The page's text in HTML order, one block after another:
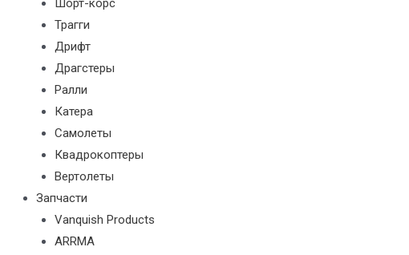
Шорт-корс
Трагги
Дрифт
Драгстеры
Ралли
Катера
Самолеты
Квадрокоптеры
Вертолеты
Запчасти
Vanquish Products
ARRMA